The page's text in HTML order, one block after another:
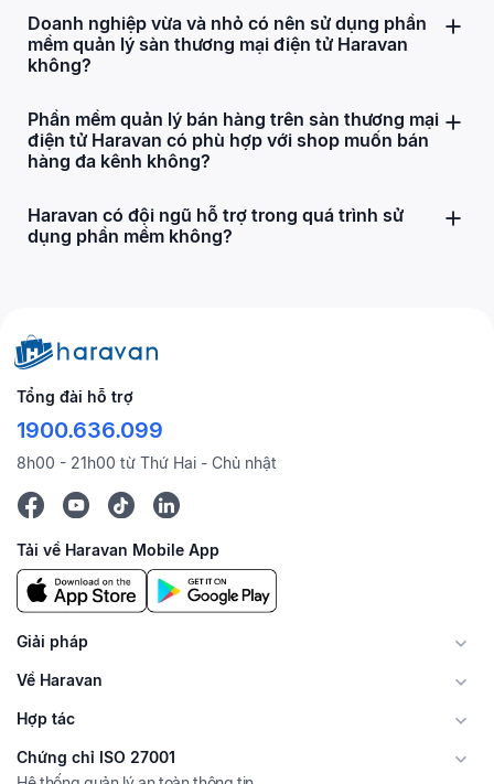
Doanh nghiệp vừa và nhỏ có nên sử dụng phần
mềm quản lý sàn thương mại điện tử Haravan
không?
Phần mềm quản lý bán hàng trên sàn thương mại
điện tử Haravan có phù hợp với shop muốn bán
hàng đa kênh không?
Haravan có đội ngũ hỗ trợ trong quá trình sử
dụng phần mềm không?
Tổng đài hỗ trợ
1900.636.099
8h00 - 21h00 từ Thứ Hai - Chủ nhật
Tải về Haravan Mobile App
Giải pháp
Về Haravan
Hợp tác
Chứng chỉ ISO 27001